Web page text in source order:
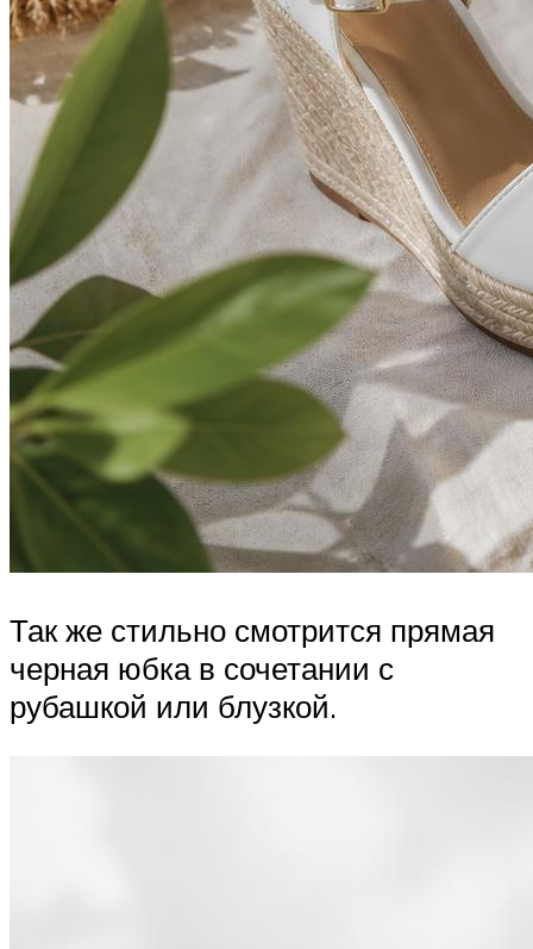
Так же стильно смотрится прямая
черная юбка в сочетании с
рубашкой или блузкой.